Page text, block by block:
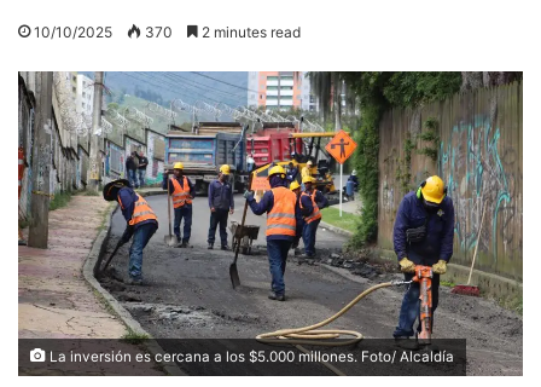
10/10/2025 370 2 minutes read
La inversión es cercana a los $5.000 millones. Foto/ Alcaldía